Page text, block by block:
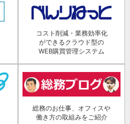
コスト削減・業務効率化
ができるクラウド型の
WEB購買管理システム
総務のお仕事、オフィスや
働き方の取組みをご紹介